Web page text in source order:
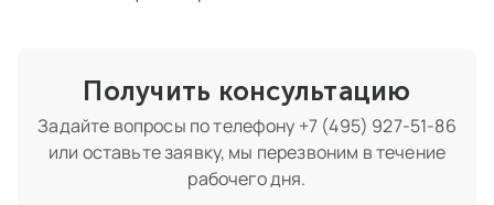
Получить консультацию
Задайте вопросы по телефону +7 (495) 927-51-86
или оставьте заявку, мы перезвоним в течение
рабочего дня.